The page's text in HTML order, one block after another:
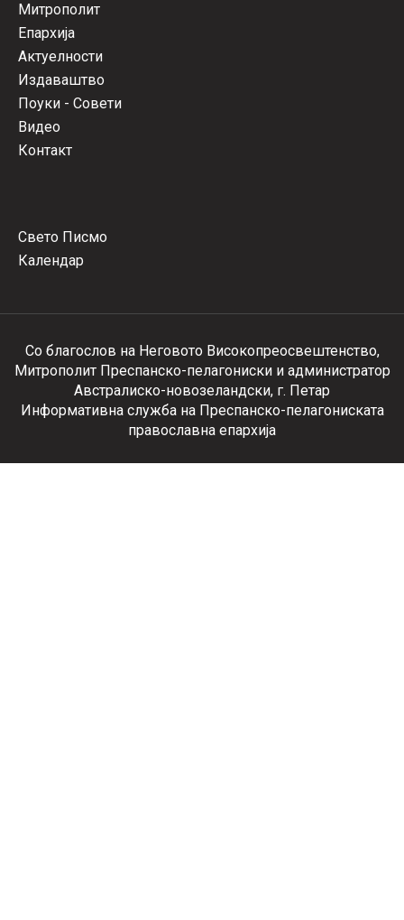
Митрополит
Епархија
Актуелности
Издаваштво
Поуки - Совети
Видео
Контакт
Свето Писмо
Календар
Со благослов на Неговото Високопреосвештенство,
Митрополит Преспанско-пелагониски и администратор
Австралиско-новозеландски, г. Петар
Информативна служба на Преспанско-пелагониската
православна епархија